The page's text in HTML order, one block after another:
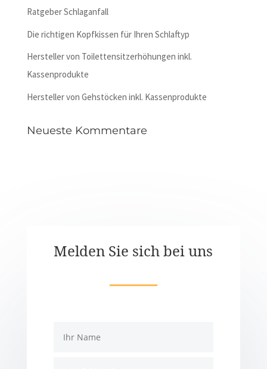
Ratgeber Schlaganfall
Die richtigen Kopfkissen für Ihren Schlaftyp
Hersteller von Toilettensitzerhöhungen inkl.
Kassenprodukte
Hersteller von Gehstöcken inkl. Kassenprodukte
Neueste Kommentare
Melden Sie sich bei uns